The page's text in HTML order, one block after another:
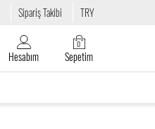
Sipariş Takibi TRY
Hesabım
0
Sepetim